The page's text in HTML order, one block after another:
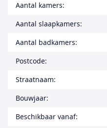
Aantal kamers:
Aantal slaapkamers:
Aantal badkamers:
Postcode:
Straatnaam:
Bouwjaar:
Beschikbaar vanaf: